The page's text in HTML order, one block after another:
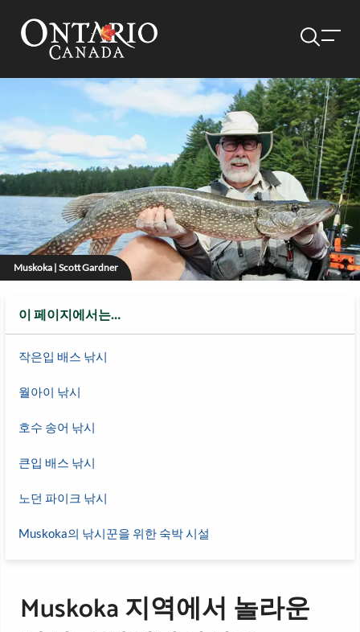
Muskoka | Scott Gardner
이 페이지에서는…
작은입 배스 낚시
월아이 낚시
호수 송어 낚시
큰입 배스 낚시
노던 파이크 낚시
Muskoka의 낚시꾼을 위한 숙박 시설
Muskoka 지역에서 놀라운